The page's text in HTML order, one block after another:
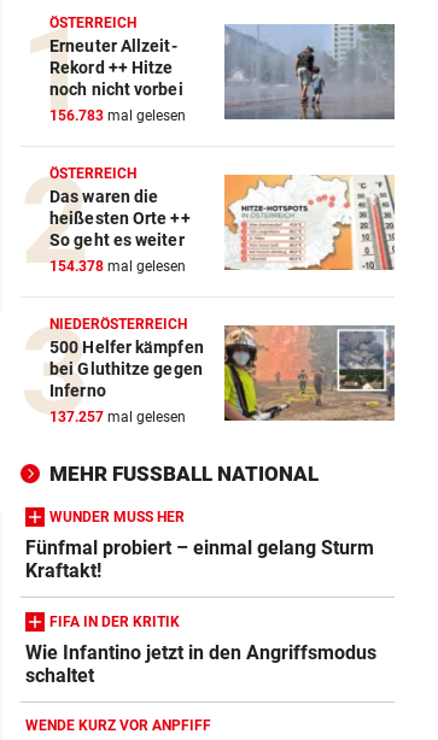
ÖSTERREICH
Erneuter Allzeit-
Rekord ++ Hitze
noch nicht vorbei
156.783 mal gelesen
ÖSTERREICH
Das waren die
heißesten Orte ++
So geht es weiter
154.378 mal gelesen
NIEDERÖSTERREICH
500 Helfer kämpfen
bei Gluthitze gegen
Inferno
137.257 mal gelesen
MEHR FUSSBALL NATIONAL
WUNDER MUSS HER
Fünfmal probiert – einmal gelang Sturm
Kraftakt!
FIFA IN DER KRITIK
Wie Infantino jetzt in den Angriffsmodus
schaltet
WENDE KURZ VOR ANPFIFF